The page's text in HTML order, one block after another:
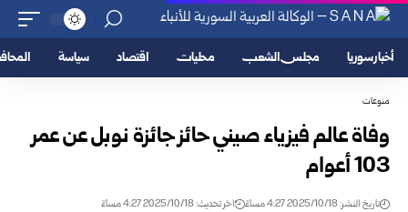
أخبار سوريا مجلس الشعب محليات اقتصاد سياسة
منوعات
وفاة عالم فيزياء صيني حائز جائزة نوبل عن عمر
103 أعوام
تاريخ النشر: 2025/10/18 4:27 مساءً اخر تحديث: 2025/10/18 4:27 مساءً